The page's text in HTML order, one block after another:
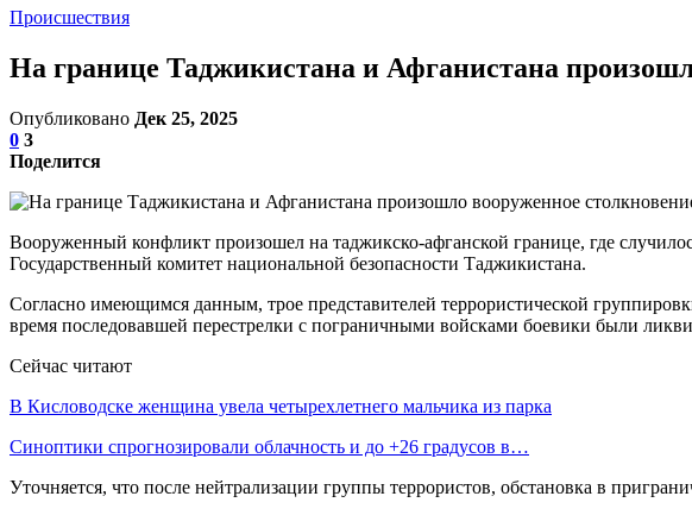
Происшествия
На границе Таджикистана и Афганистана
Опубликовано Дек 25, 2025
0 3
Поделится
Вооруженный конфликт произошел на таджикско-афганской границе, где
Государственный комитет национальной безопасности Таджикистана.
Согласно имеющимся данным, трое представителей террористической
время последовавшей перестрелки с пограничными войсками боевики были
Сейчас читают
В Кисловодске женщина увела четырехлетнего мальчика из парка
Синоптики спрогнозировали облачность и до +26 градусов в…
Уточняется, что после нейтрализации группы террористов, обстановка в